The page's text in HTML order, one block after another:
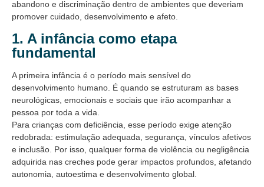
abandono e discriminação dentro de ambientes que deveriam
promover cuidado, desenvolvimento e afeto.
1. A infância como etapa
fundamental
A primeira infância é o período mais sensível do
desenvolvimento humano. É quando se estruturam as bases
neurológicas, emocionais e sociais que irão acompanhar a
pessoa por toda a vida.
Para crianças com deficiência, esse período exige atenção
redobrada: estimulação adequada, segurança, vínculos afetivos
e inclusão. Por isso, qualquer forma de violência ou negligência
adquirida nas creches pode gerar impactos profundos, afetando
autonomia, autoestima e desenvolvimento global.